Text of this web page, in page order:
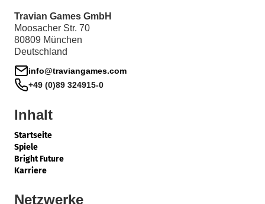
Travian Games GmbH
Moosacher Str. 70
80809 München
Deutschland
info@traviangames.com
+49 (0)89 324915-0
Inhalt
Startseite
Spiele
Bright Future
Karriere
Netzwerke